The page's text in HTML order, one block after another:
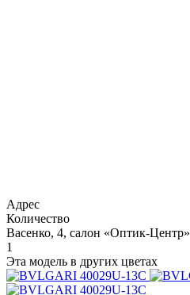
Адрес
Количество
Васенко, 4, салон «Оптик-Центр»
1
Эта модель в других цветах